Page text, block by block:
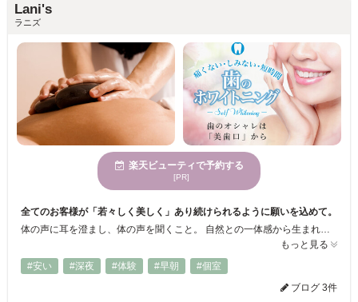
Lani's
ラニズ
楽天ビューティで予約する
[PR]
全てのお客様が「若々しく美しく」あり続けられるように願いを込めて。
体の声に耳を澄まし、体の声を聞くこと。 自然との一体感から生まれた「ロミロミ」トリートメントは、体との対話から始まります。 体が疲れると、心も疲れる・・・ 心が疲れると、体も疲れる・・・ どちらかがちょっとほぐれると、不思議なくらいに、いろいろなことが解決することがあります。 Lani'sは皆様の心も体もリセット出来る、元気になれる場所でありたいと思っています。
もっと見る
#安い
#深夜 #体験 #早朝
#個室
ブログ 3件